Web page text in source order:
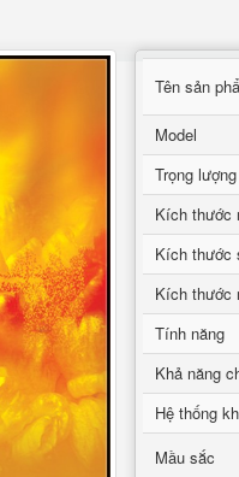
Tên sản
Model
Trọng lượng
Kích thước
Kích thước
Kích thước
Tính năng
Khả năng
Hệ thống
Mầu sắc